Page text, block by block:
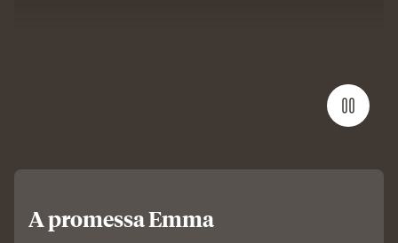
A promessa Emma